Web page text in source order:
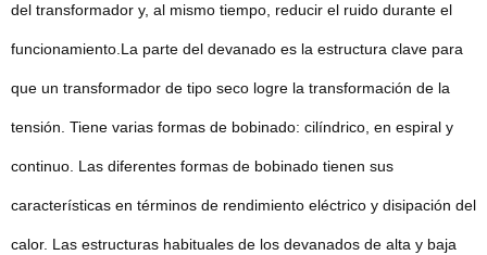
del transformador y, al mismo tiempo, reducir el ruido durante el
funcionamiento. La parte del devanado es la estructura clave para
que un transformador de tipo seco logre la transformación de la
tensión. Tiene varias formas de bobinado: cilíndrico, en espiral y
continuo. Las diferentes formas de bobinado tienen sus
características en términos de rendimiento eléctrico y disipación del
calor. Las estructuras habituales de los devanados de alta y baja